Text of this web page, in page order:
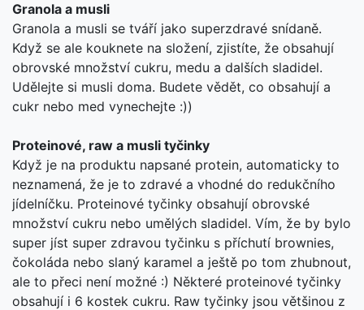
Granola a musli
Granola a musli se tváří jako superzdravé snídaně.
Když se ale kouknete na složení, zjistíte, že obsahují
obrovské množství cukru, medu a dalších sladidel.
Udělejte si musli doma. Budete vědět, co obsahují a
cukr nebo med vynechejte :))
Proteinové, raw a musli tyčinky
Když je na produktu napsané protein, automaticky to
neznamená, že je to zdravé a vhodné do redukčního
jídelníčku. Proteinové tyčinky obsahují obrovské
množství cukru nebo umělých sladidel. Vím, že by bylo
super jíst super zdravou tyčinku s příchutí brownies,
čokoláda nebo slaný karamel a ještě po tom zhubnout,
ale to přeci není možné :) Některé proteinové tyčinky
obsahují i 6 kostek cukru. Raw tyčinky jsou většinou z